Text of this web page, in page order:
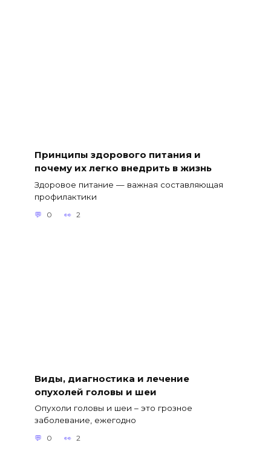
Принципы здорового питания и
почему их легко внедрить в жизнь
Здоровое питание — важная составляющая
профилактики
0 2
Виды, диагностика и лечение
опухолей головы и шеи
Опухоли головы и шеи – это грозное
заболевание, ежегодно
0 2